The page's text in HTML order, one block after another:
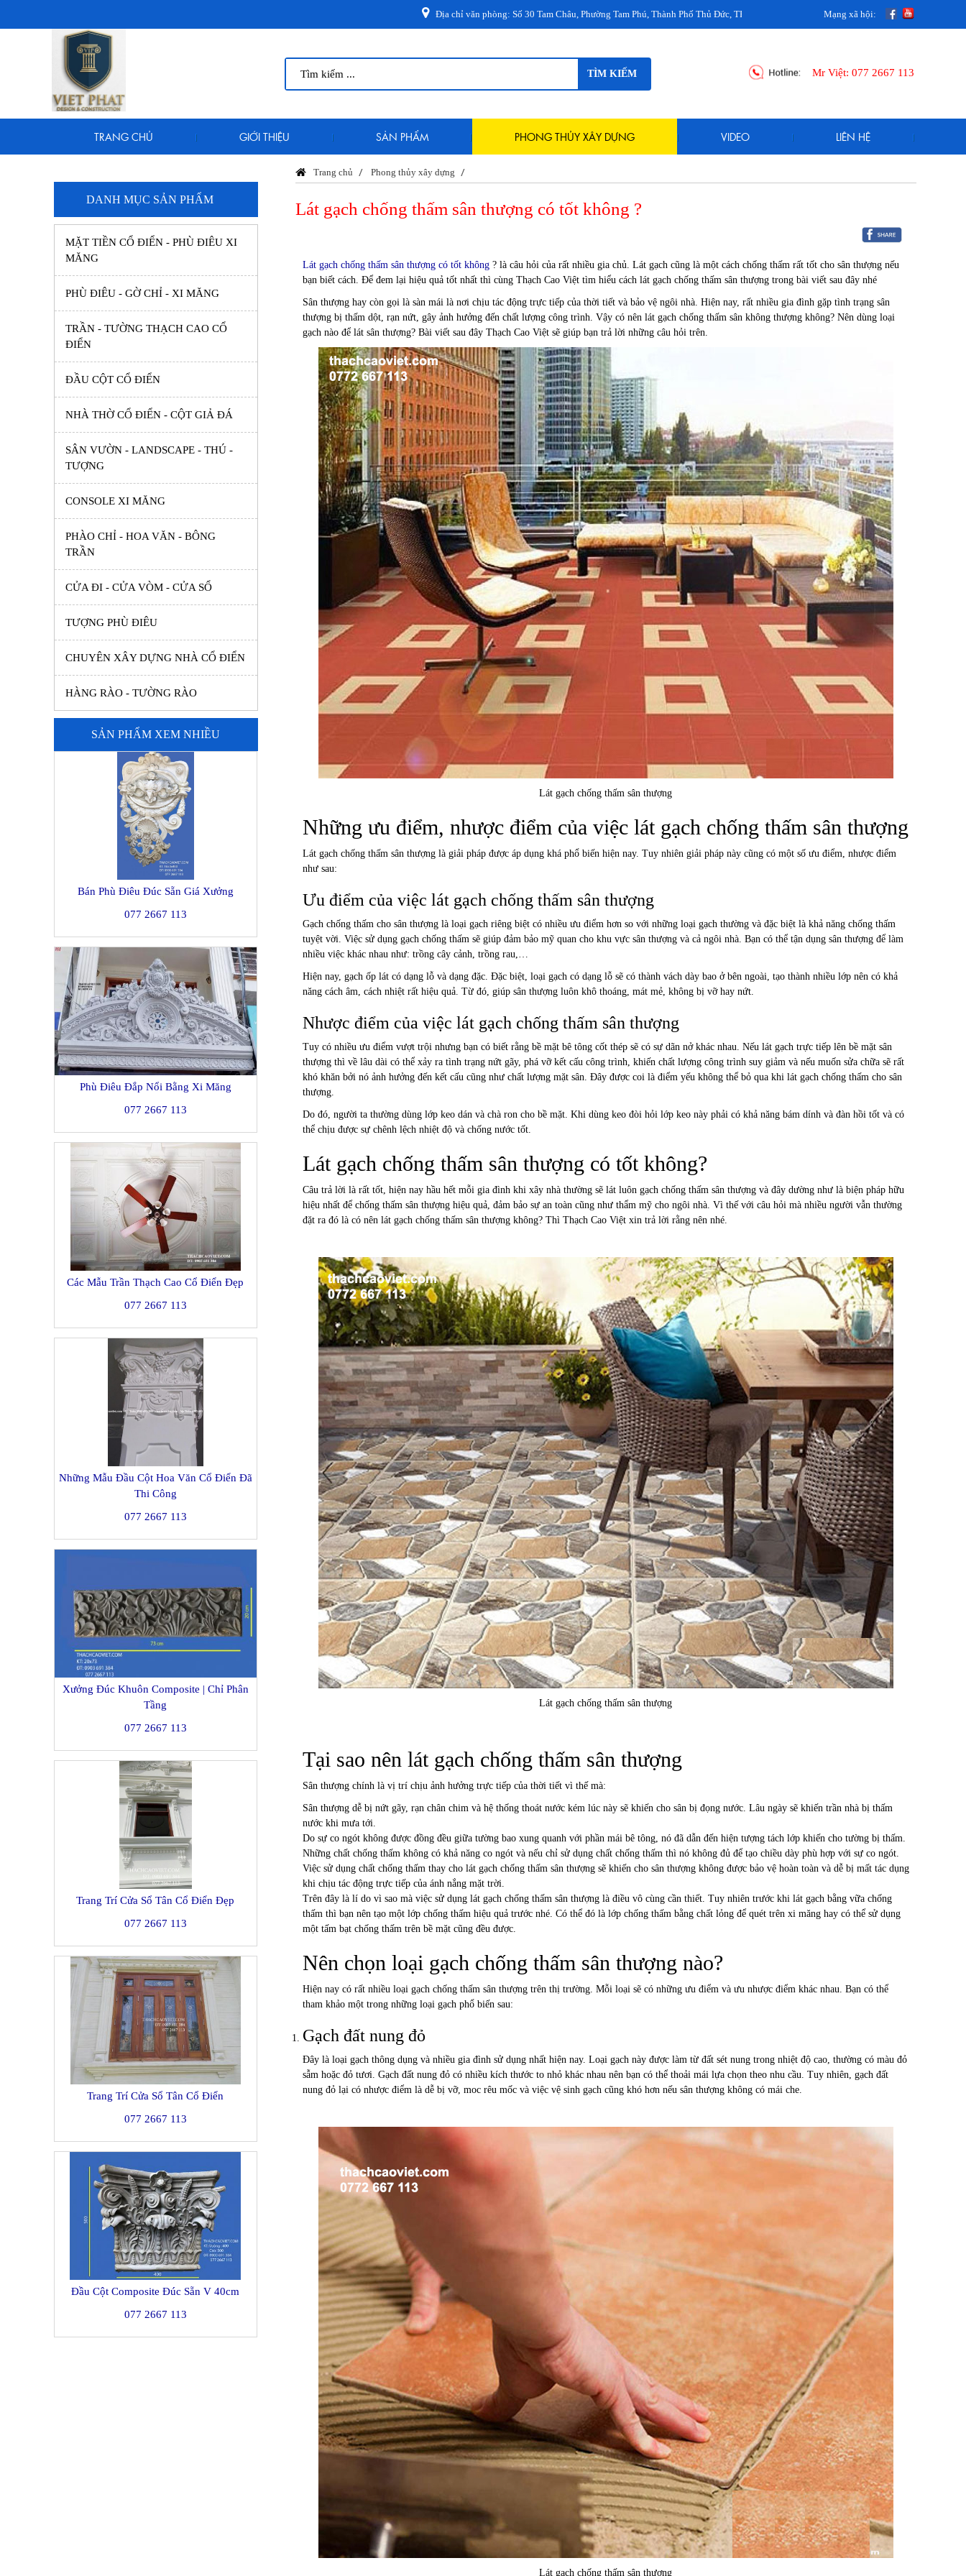
Địa chỉ văn phòng: Số 30 Tam Châu, Phường Tam Phú, Thành Phố Thủ Đức, TPHCM Mạng xã hội:
Mr Việt: 077 2667 113
TÌM KIẾM
TRANG CHỦ GIỚI THIỆU SẢN PHẨM PHONG THỦY XÂY DỰNG VIDEO LIÊN HỆ
DANH MỤC SẢN PHẨM
MẶT TIỀN CỔ ĐIỂN - PHÙ ĐIÊU XI
MĂNG
PHÙ ĐIÊU - GỜ CHỈ - XI MĂNG
TRẦN - TƯỜNG THẠCH CAO CỔ
ĐIỂN
ĐẦU CỘT CỔ ĐIỂN
NHÀ THỜ CỔ ĐIỂN - CỘT GIẢ ĐÁ
SÂN VƯỜN - LANDSCAPE - THÚ -
TƯỢNG
CONSOLE XI MĂNG
PHÀO CHỈ - HOA VĂN - BÔNG
TRẦN
CỬA ĐI - CỬA VÒM - CỬA SỔ
TƯỢNG PHÙ ĐIÊU
CHUYÊN XÂY DỰNG NHÀ CỔ ĐIỂN
HÀNG RÀO - TƯỜNG RÀO
SẢN PHẨM XEM NHIỀU
Bán Phù Điêu Đúc Sẵn Giá Xưởng
077 2667 113
Phù Điêu Đắp Nổi Bằng Xi Măng
077 2667 113
Các Mẫu Trần Thạch Cao Cổ Điển Đẹp
077 2667 113
Những Mẫu Đầu Cột Hoa Văn Cổ Điển Đã
Thi Công
077 2667 113
Xưởng Đúc Khuôn Composite | Chỉ Phân
Tầng
077 2667 113
Trang Trí Cửa Sổ Tân Cổ Điển Đẹp
077 2667 113
Trang Trí Cửa Sổ Tân Cổ Điển
077 2667 113
Đầu Cột Composite Đúc Sẵn V 40cm
077 2667 113
Trang chủ Phong thủy xây dựng
Lát gạch chống thấm sân thượng có tốt không ?
Lát gạch chống thấm sân thượng có tốt không? là câu hỏi của rất nhiều gia chủ. Lát gạch cũng là một cách chống thấm rất tốt cho sân thượng nếu
bạn biết cách. Để đem lại hiệu quả tốt nhất thì cùng Thạch Cao Việt tìm hiểu cách lát gạch chống thấm sân thượng trong bài viết sau đây nhé
Sân thượng hay còn gọi là sàn mái là nơi chịu tác động trực tiếp của thời tiết và bảo vệ ngôi nhà. Hiện nay, rất nhiều gia đình gặp tình trạng sân
thượng bị thấm dột, rạn nứt, gây ảnh hưởng đến chất lượng công trình. Vậy có nên lát gạch chống thấm sân không thượng không? Nên dùng loại
gạch nào để lát sân thượng? Bài viết sau đây Thạch Cao Việt sẽ giúp bạn trả lời những câu hỏi trên.
Lát gạch chống thấm sân thượng
Những ưu điểm, nhược điểm của việc lát gạch chống thấm sân thượng
Lát gạch chống thấm sân thượng là giải pháp được áp dụng khá phổ biến hiện nay. Tuy nhiên giải pháp này cũng có một số ưu điểm, nhược điểm
như sau:
Ưu điểm của việc lát gạch chống thấm sân thượng
Gạch chống thấm cho sân thượng là loại gạch riêng biệt có nhiều ưu điểm hơn so với những loại gạch thường và đặc biệt là khả năng chống thấm
tuyệt vời. Việc sử dụng gạch chống thấm sẽ giúp đảm bảo mỹ quan cho khu vực sân thượng và cả ngôi nhà. Bạn có thể tận dụng sân thượng để làm
nhiều việc khác nhau như: trồng cây cảnh, trồng rau,…
Hiện nay, gạch ốp lát có dạng lỗ và dạng đặc. Đặc biệt, loại gạch có dạng lỗ sẽ có thành vách dày bao ở bên ngoài, tạo thành nhiều lớp nên có khả
năng cách âm, cách nhiệt rất hiệu quả. Từ đó, giúp sân thượng luôn khô thoáng, mát mẻ, không bị vỡ hay nứt.
Nhược điểm của việc lát gạch chống thấm sân thượng
Tuy có nhiều ưu điểm vượt trội nhưng bạn có biết rằng bề mặt bê tông cốt thép sẽ có sự dãn nở khác nhau. Nếu lát gạch trực tiếp lên bề mặt sân
thượng thì về lâu dài có thể xảy ra tình trạng nứt gãy, phá vỡ kết cấu công trình, khiến chất lượng công trình suy giảm và nếu muốn sửa chữa sẽ rất
khó khăn bởi nó ảnh hưởng đến kết cấu cũng như chất lượng mặt sân. Đây được coi là điểm yếu không thể bỏ qua khi lát gạch chống thấm cho sân
thượng.
Do đó, người ta thường dùng lớp keo dán và chà ron cho bề mặt. Khi dùng keo đòi hỏi lớp keo này phải có khả năng bám dính và đàn hồi tốt và có
thể chịu được sự chênh lệch nhiệt độ và chống nước tốt.
Lát gạch chống thấm sân thượng có tốt không?
Câu trả lời là rất tốt, hiện nay hầu hết mỗi gia đình khi xây nhà thường sẽ lát luôn gạch chống thấm sân thượng và đây dường như là biện pháp hữu
hiệu nhất để chống thấm sân thượng hiệu quả, đảm bảo sự an toàn cũng như thẩm mỹ cho ngôi nhà. Vì thế với câu hỏi mà nhiều người vẫn thường
đặt ra đó là có nên lát gạch chống thấm sân thượng không? Thì Thạch Cao Việt xin trả lời rằng nên nhé.
Lát gạch chống thấm sân thượng
Tại sao nên lát gạch chống thấm sân thượng
Sân thượng chính là vị trí chịu ảnh hưởng trực tiếp của thời tiết vì thế mà:
Sân thượng dễ bị nứt gãy, rạn chân chim và hệ thống thoát nước kém lúc này sẽ khiến cho sân bị đọng nước. Lâu ngày sẽ khiến trần nhà bị thấm
nước khi mưa tới.
Do sự co ngót không được đồng đều giữa tường bao xung quanh với phần mái bê tông, nó đã dẫn đến hiện tượng tách lớp khiến cho tường bị thấm.
Những chất chống thấm không có khả năng co ngót và nếu chỉ sử dụng chất chống thấm thì nó không đủ để tạo chiều dày phù hợp với sự co ngót.
Việc sử dụng chất chống thấm thay cho lát gạch chống thấm sân thượng sẽ khiến cho sân thượng không được bảo vệ hoàn toàn và dễ bị mất tác dụng
khi chịu tác động trực tiếp của ánh nắng mặt trời.
Trên đây là lí do vì sao mà việc sử dụng lát gạch chống thấm sân thượng là điều vô cùng cần thiết. Tuy nhiên trước khi lát gạch bằng vữa chống
thấm thì bạn nên tạo một lớp chống thấm hiệu quả trước nhé. Có thể đó là lớp chống thấm bằng chất lỏng để quét trên xi măng hay có thể sử dụng
một tấm bạt chống thấm trên bề mặt cũng đều được.
Nên chọn loại gạch chống thấm sân thượng nào?
Hiện nay có rất nhiều loại gạch chống thấm sân thượng trên thị trường. Mỗi loại sẽ có những ưu điểm và ưu nhược điểm khác nhau. Bạn có thể
tham khảo một trong những loại gạch phổ biến sau:
Gạch đất nung đỏ
Đây là loại gạch thông dụng và nhiều gia đình sử dụng nhất hiện nay. Loại gạch này được làm từ đất sét nung trong nhiệt độ cao, thường có màu đỏ
sẫm hoặc đỏ tươi. Gạch đất nung đỏ có nhiều kích thước to nhỏ khác nhau nên bạn có thể thoải mái lựa chọn theo nhu cầu. Tuy nhiên, gạch đất
nung đỏ lại có nhược điểm là dễ bị vỡ, moc rêu mốc và việc vệ sinh gạch cũng khó hơn nếu sân thượng không có mái che.
Lát gạch chống thấm sân thượng